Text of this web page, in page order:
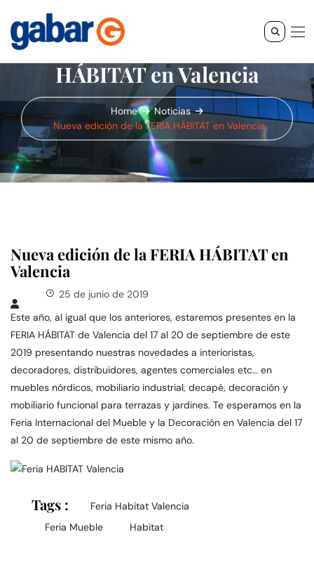
Nueva edición de la FERIA
HÁBITAT en Valencia
Home
Noticias
Nueva edición de la FERIA HÁBITAT en Valencia
Nueva edición de la FERIA HÁBITAT en
Valencia
25 de junio de 2019
Este año, al igual que los anteriores, estaremos presentes en la
FERIA HÁBITAT de Valencia del 17 al 20 de septiembre de este
2019 presentando nuestras novedades a interioristas,
decoradores, distribuidores, agentes comerciales etc… en
muebles nórdicos, mobiliario industrial, decapé, decoración y
mobiliario funcional para terrazas y jardines. Te esperamos en la
Feria Internacional del Mueble y la Decoración en Valencia del 17
al 20 de septiembre de este mismo año.
Tags :
Feria Habitat Valencia
Feria Mueble
Habitat